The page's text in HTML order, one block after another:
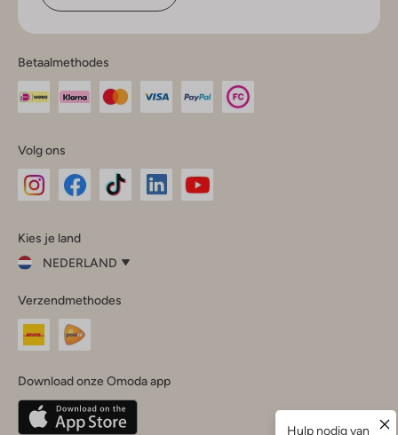
Betaalmethodes
Volg ons
InstagramFacebook
Kies je land
NEDERLAND
je
land
Nederland
Belgique(Français)
Deutschland
Verzendmethodes
Download onze Omoda app